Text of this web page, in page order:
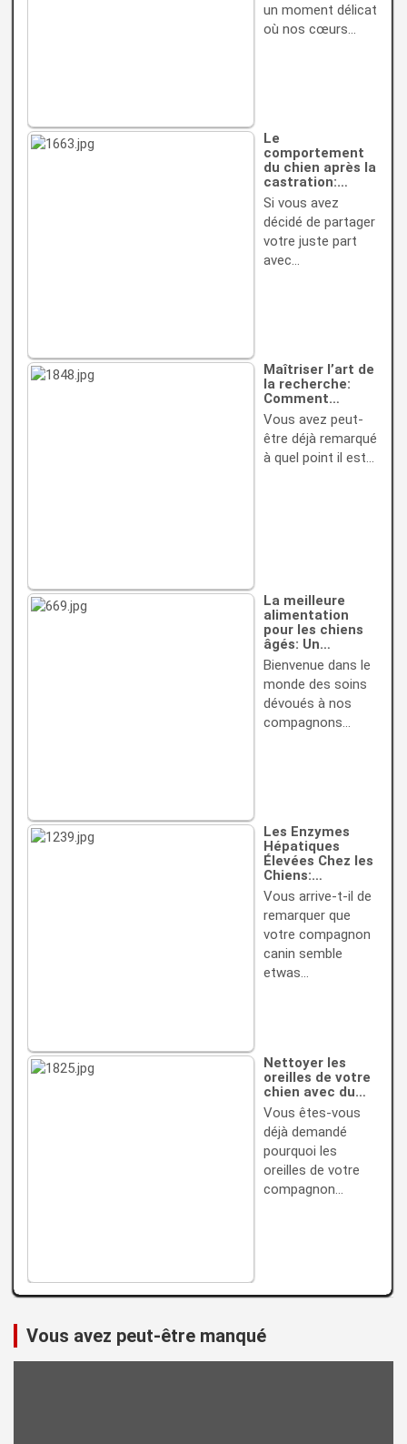
un moment délicat
où nos cœurs…
Le
comportement
du chien après la
castration:…
Si vous avez
décidé de partager
votre juste part
avec…
Maîtriser l’art de
la recherche:
Comment…
Vous avez peut-
être déjà remarqué
à quel point il est…
La meilleure
alimentation
pour les chiens
âgés: Un…
Bienvenue dans le
monde des soins
dévoués à nos
compagnons…
Les Enzymes
Hépatiques
Élevées Chez les
Chiens:…
Vous arrive-t-il de
remarquer que
votre compagnon
canin semble
etwas…
Nettoyer les
oreilles de votre
chien avec du…
Vous êtes-vous
déjà demandé
pourquoi les
oreilles de votre
compagnon…
Vous avez peut-être manqué